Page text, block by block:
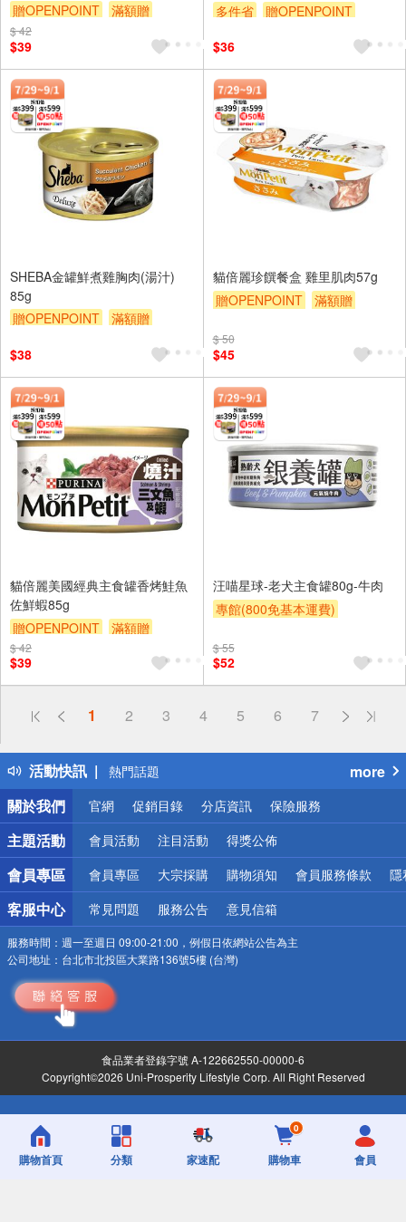
贈OPENPOINT
滿額贈
滿額9折
$ 42
$39
多件省
贈OPENPOINT
$36
SHEBA金罐鮮煮雞胸肉(湯汁)
85g
贈OPENPOINT
滿額贈
$38
貓倍麗珍饌餐盒 雞里肌肉57g
贈OPENPOINT
滿額贈
$ 50
$45
貓倍麗美國經典主食罐香烤鮭魚
佐鮮蝦85g
贈OPENPOINT
滿額贈
滿額9折
$ 42
$39
汪喵星球-老犬主食罐80g-牛肉
專館(800免基本運費)
$ 55
$52
1 2 3 4 5 6 7
活動快訊
偏遠地區配送
得獎公告
熱門話題
銀行優惠
偏遠地區配送
詐騙網頁！請小心！
more
關於我們
官網 促銷目錄 分店資訊 保險服務
主題活動 會員活動 注目活動 得獎公佈
會員專區 會員專區 大宗採購 購物須知 會員服務條款 隱
客服中心 常見問題 服務公告 意見信箱
服務時間： 週一至週日 09:00-21:00，例假日依網站公告為主
公司地址： 台北市北投區大業路136號5樓 (台灣)
食品業者登錄字號 A-122662550-00000-6
Copyright©2026 Uni-Prosperity Lifestyle Corp. All Right Reserved
購物首頁 分類 家速配
0
購物車 會員